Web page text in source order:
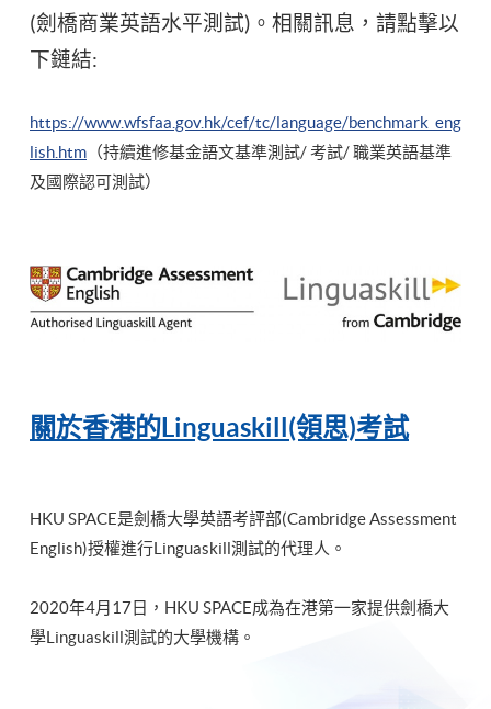
(劍橋商業英語水平測試)。相關訊息，請點擊以
下鏈結:
https://www.wfsfaa.gov.hk/cef/tc/language/benchmark_eng
lish.htm （持續進修基金語文基準測試/ 考試/ 職業英語基準
及國際認可測試）
關於香港的Linguaskill(領思)考試
HKU SPACE是劍橋大學英語考評部(Cambridge Assessment
English)授權進行Linguaskill測試的代理人。
2020年4月17日，HKU SPACE成為在港第一家提供劍橋大
學Linguaskill測試的大學機構。